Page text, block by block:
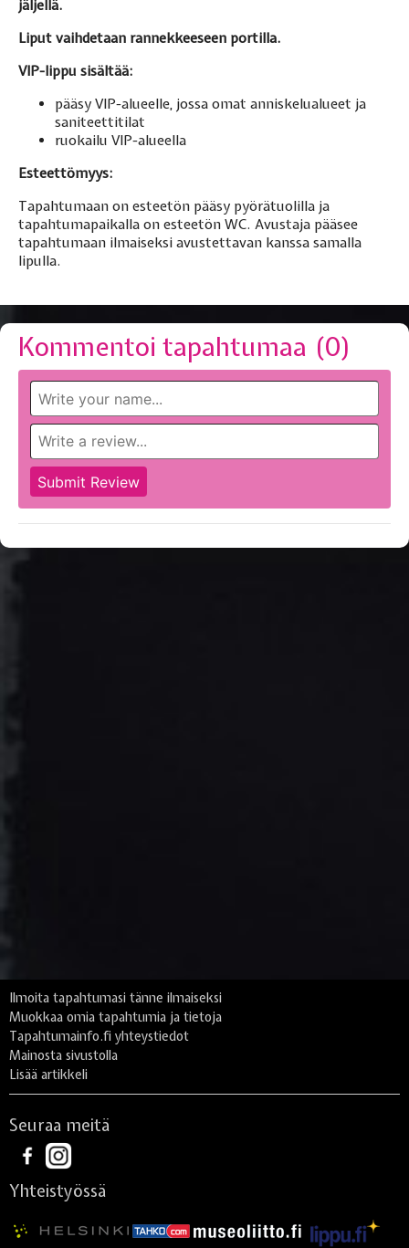
jäljellä.
Liput vaihdetaan rannekkeeseen portilla.
VIP-lippu sisältää:
pääsy VIP-alueelle, jossa omat anniskelualueet ja
saniteettitilat
ruokailu VIP-alueella
Esteettömyys:
Tapahtumaan on esteetön pääsy pyörätuolilla ja
tapahtumapaikalla on esteetön WC. Avustaja pääsee
tapahtumaan ilmaiseksi avustettavan kanssa samalla
lipulla.
Kommentoi tapahtumaa (0)
Ilmoita tapahtumasi tänne ilmaiseksi
Muokkaa omia tapahtumia ja tietoja
Tapahtumainfo.fi yhteystiedot
Mainosta sivustolla
Lisää artikkeli
Seuraa meitä
Yhteistyössä